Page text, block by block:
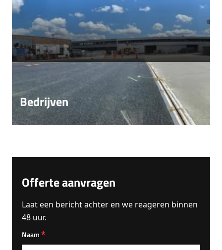
Bedrijven
Offerte aanvragen
Laat een bericht achter en we reageren binnen
48 uur.
Naam*